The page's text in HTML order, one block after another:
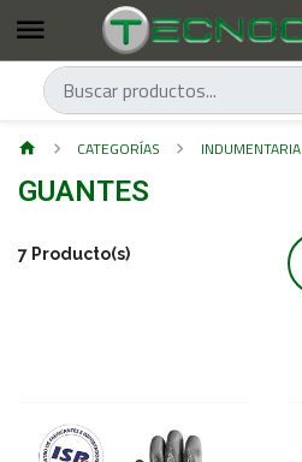
CATEGORÍAS INDUMENTARIA
GUANTES
7 Producto(s)